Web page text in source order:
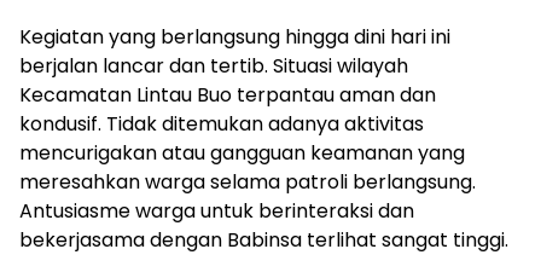
Kegiatan yang berlangsung hingga dini hari ini
berjalan lancar dan tertib. Situasi wilayah
Kecamatan Lintau Buo terpantau aman dan
kondusif. Tidak ditemukan adanya aktivitas
mencurigakan atau gangguan keamanan yang
meresahkan warga selama patroli berlangsung.
Antusiasme warga untuk berinteraksi dan
bekerjasama dengan Babinsa terlihat sangat tinggi.